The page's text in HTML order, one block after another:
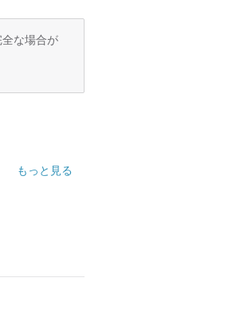
な場合が
もっと見る